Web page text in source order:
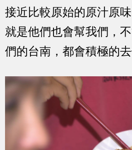
接近比較原始的原汁原
就是他們也會幫我們，
們的台南，都會積極的去